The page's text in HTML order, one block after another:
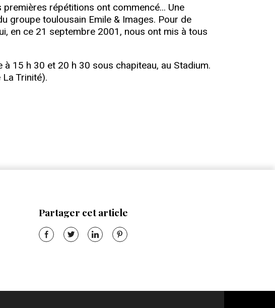
répétitions ont commencé... Une
groupe toulousain Emile & Images. Pour de
en ce 21 septembre 2001, nous ont mis à tous
15 h 30 et 20 h 30 sous chapiteau, au Stadium.
Trinité).
Partager cet article